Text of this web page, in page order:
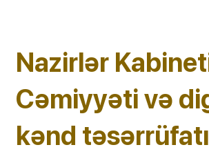
Nazirlər
Cəmiyyəti və
kənd